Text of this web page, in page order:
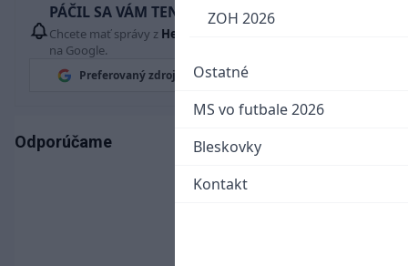
ZOH 2026
Ostatné
MS vo futbale 2026
Bleskovky
Kontakt
PÁČIL SA VÁM TENTO ČLÁNOK?
Chcete mať správy z Hetrik.sk
na Google.
Preferovaný zdroj
Odporúčame